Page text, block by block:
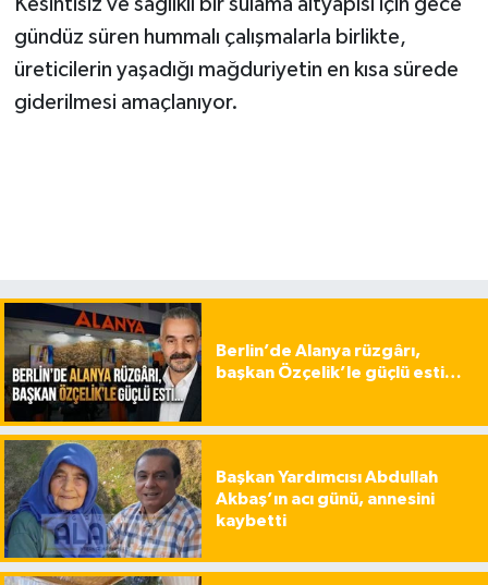
Kesintisiz ve sağlıklı bir sulama altyapısı için gece
gündüz süren hummalı çalışmalarla birlikte,
üreticilerin yaşadığı mağduriyetin en kısa sürede
giderilmesi amaçlanıyor.
Berlin’de Alanya rüzgârı,
başkan Özçelik’le güçlü esti…
Başkan Yardımcısı Abdullah
Akbaş’ın acı günü, annesini
kaybetti